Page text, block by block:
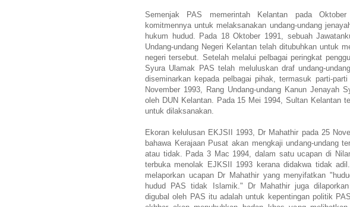
Semenjak PAS memerintah Kelantan pada
komitmennya untuk melaksanakan undang-undang
hukum hudud. Pada 18 Oktober 1991, sebuah
Undang-undang Negeri Kelantan telah ditubuhkan untuk
negeri tersebut. Setelah melalui pelbagai peringkat
Syura Ulamak PAS telah meluluskan draf undang-
diseminarkan kepada pelbagai pihak, termasuk parti-
November 1993, Rang Undang-undang Kanun Jenayah
oleh DUN Kelantan. Pada 15 Mei 1994, Sultan Kelantan
untuk dilaksanakan.
Ekoran kelulusan EKJSII 1993, Dr Mahathir pada 25
bahawa Kerajaan Pusat akan mengkaji undang-undang
atau tidak. Pada 3 Mac 1994, dalam satu ucapan di
terbuka menolak EJKSII 1993 kerana didakwa tidak
melaporkan ucapan Dr Mahathir yang menyifatkan
hudud PAS tidak Islamik." Dr Mahathir juga
digubal oleh PAS itu adalah untuk kepentingan politik